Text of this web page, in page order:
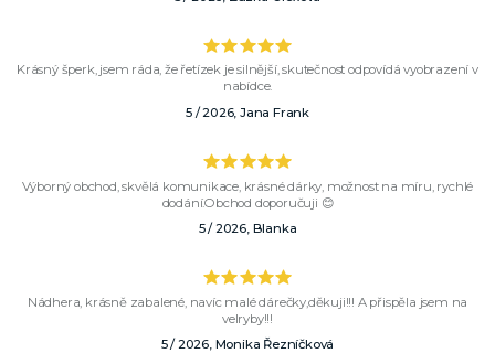
Krásný šperk, jsem ráda, že řetízek je silnější, skutečnost odpovídá vyobrazení v
nabídce.
5 / 2026, Jana Frank
Výborný obchod, skvělá komunikace, krásné dárky, možnost na míru, rychlé
dodání.Obchod doporučuji 😊
5 / 2026, Blanka
Nádhera, krásně zabalené, navíc malé dárečky,děkuji!!! A přispěla jsem na
velryby!!!
5 / 2026, Monika Řezníčková